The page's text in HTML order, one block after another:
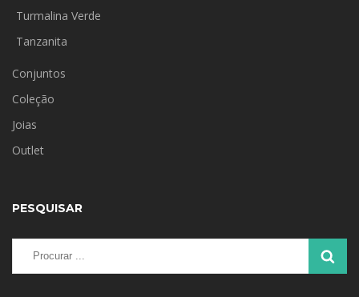
Turmalina Verde
Tanzanita
Conjuntos
Coleção
Joias
Outlet
PESQUISAR